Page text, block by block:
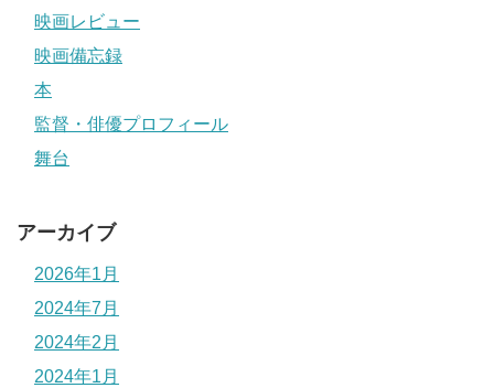
映画レビュー
映画備忘録
本
監督・俳優プロフィール
舞台
アーカイブ
2026年1月
2024年7月
2024年2月
2024年1月